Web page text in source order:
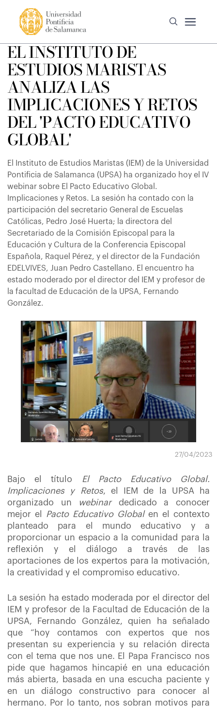
EL INSTITUTO DE
ESTUDIOS MARISTAS
ANALIZA LAS
IMPLICACIONES Y RETOS
DEL 'PACTO EDUCATIVO
GLOBAL'
El Instituto de Estudios Maristas (IEM) de la Universidad
Pontificia de Salamanca (UPSA) ha organizado hoy el IV
webinar sobre El Pacto Educativo Global.
Implicaciones y Retos. La sesión ha contado con la
participación del secretario General de Escuelas
Católicas, Pedro José Huerta; la directora del
Secretariado de la Comisión Episcopal para la
Educación y Cultura de la Conferencia Episcopal
Española, Raquel Pérez, y el director de la Fundación
EDELVIVES, Juan Pedro Castellano. El encuentro ha
estado moderado por el director del IEM y profesor de
la facultad de Educación de la UPSA, Fernando
González.
27/04/2023
Bajo el título
El Pacto Educativo Global.
Implicaciones y Retos, el IEM de la UPSA ha
organizado un
webinardedicado a conocer
mejor el
Pacto Educativo Globalen el contexto
planteado para el mundo educativo y a
proporcionar un espacio a la comunidad para la
reflexión y el diálogo a través de las
aportaciones de los expertos para la motivación,
la creatividad y el compromiso educativo.
La sesión ha estado moderada por el director del
IEM y profesor de la Facultad de Educación de la
UPSA, Fernando González, quien ha señalado
que “hoy contamos con expertos que nos
presentan su experiencia y su relación directa
con el tema que nos une. El Papa Francisco nos
pide que hagamos hincapié en una educación
más abierta, basada en una escucha paciente y
en un diálogo constructivo para conocer al
hermano. Por lo tanto, nos sobran motivos para